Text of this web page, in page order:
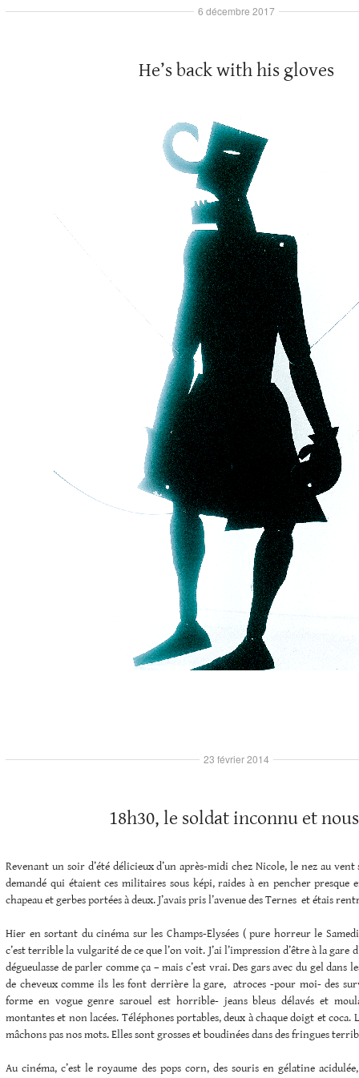
He’s back with his gloves
6 décembre 2017
18h30, le soldat inconnu et
Revenant un soir d’été délicieux d’un après-midi chez Nicole, le nez au vent
demandé qui étaient ces militaires sous képi, raides à en pencher presque
chapeau et gerbes portées à deux. J’avais pris l’avenue des Ternes et étais
Hier en sortant du cinéma sur les Champs-Elysées ( pure horreur le
c’est terrible la vulgarité de ce que l’on voit. J’ai l’impression d’être à la gare
dégueulasse de parler comme ça – mais c’est vrai. Des gars avec du gel dans
de cheveux comme ils les font derrière la gare, atroces -pour moi- des
forme en vogue genre sarouel est horrible- jeans bleus délavés et
montantes et non lacées. Téléphones portables, deux à chaque doigt et coca.
mâchons pas nos mots. Elles sont grosses et boudinées dans des fringues
Au cinéma, c’est le royaume des pops corn, des souris en gélatine
23 février 2014